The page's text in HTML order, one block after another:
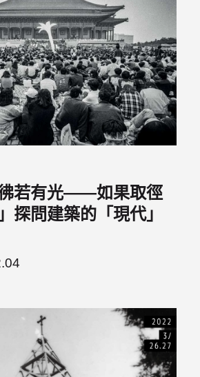
若有光——如果取徑
探問建築的「現代」